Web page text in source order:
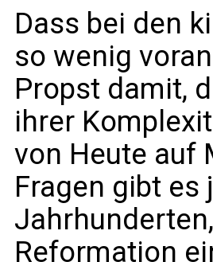
Dass bei den
so wenig
Propst damit,
ihrer
von Heute auf
Fragen gibt
Reformation